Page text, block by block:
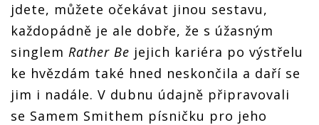
jdete, můžete očekávat jinou sestavu,
každopádně je ale dobře, že s úžasným
singlem Rather Be jejich kariéra po výstřelu
ke hvězdám také hned neskončila a daří se
jim i nadále. V dubnu údajně připravovali
se Samem Smithem písničku pro jeho